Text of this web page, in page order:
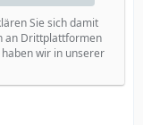
Sie sich damit
an Drittplattformen
wir in unserer